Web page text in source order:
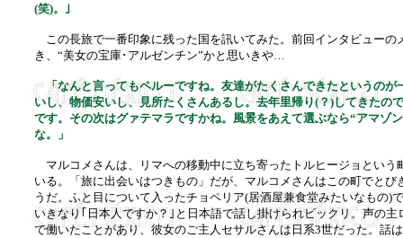
(笑)。｣
この長旅で一番印象に残った国を訊いてみた。前回インタビューの
き、“美女の宝庫･アルゼンチン”かと思いきや…
「なんと言ってもペルーですね。友達がたくさんできたというのが
いし、物価安いし、見所たくさんあるし。去年里帰り(？)してきたの
です。その次はグァテマラですかね。風景をあえて選ぶなら“アマゾ
な。」
マルコメさんは、リマへの移動中に立ち寄ったトルヒージョという
いる。「旅に出会いはつきもの」だが、マルコメさんはこの町でとび
うだ。ふと目について入ったチョペリア(居酒屋兼食堂みたいなもの)
いきなり｢日本人ですか？｣と日本語で話し掛けられビックリ。声の主
で働いたことがあり、彼女のご主人セサルさんは日系3世だった。話